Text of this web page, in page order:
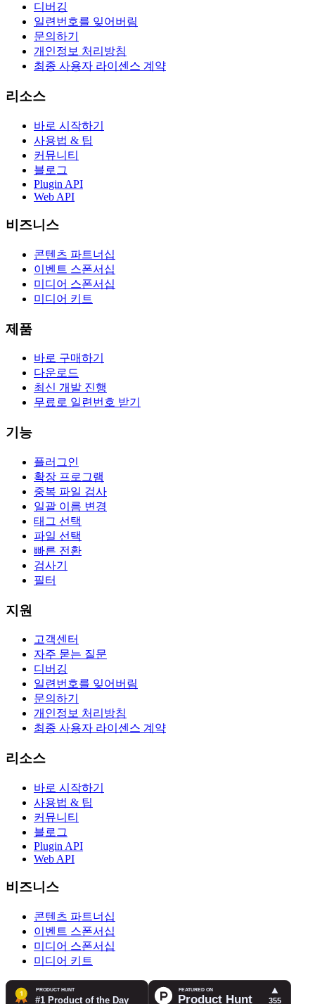
디버깅
일련번호를 잊어버림
문의하기
개인정보 처리방침
최종 사용자 라이센스 계약
리소스
바로 시작하기
사용법 & 팁
커뮤니티
블로그
Plugin API
Web API
비즈니스
콘텐츠 파트너십
이벤트 스폰서십
미디어 스폰서십
미디어 키트
제품
바로 구매하기
다운로드
최신 개발 진행
무료로 일련번호 받기
기능
플러그인
확장 프로그램
중복 파일 검사
일괄 이름 변경
태그 선택
파일 선택
빠른 전환
검사기
필터
지원
고객센터
자주 묻는 질문
디버깅
일련번호를 잊어버림
문의하기
개인정보 처리방침
최종 사용자 라이센스 계약
리소스
바로 시작하기
사용법 & 팁
커뮤니티
블로그
Plugin API
Web API
비즈니스
콘텐츠 파트너십
이벤트 스폰서십
미디어 스폰서십
미디어 키트